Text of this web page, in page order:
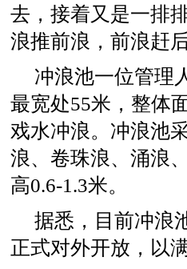
去，接着又是一排
浪推前浪，前浪赶
冲浪池一位管理
最宽处55米，整体
戏水冲浪。冲浪池
浪、卷珠浪、涌浪
高0.6-1.3米。
据悉，目前冲浪
正式对外开放，以